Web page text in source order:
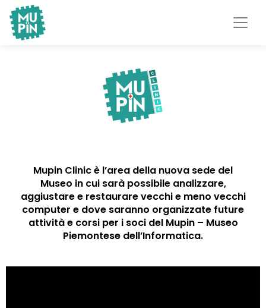
Mupin Clinic è l’area della nuova sede del
Museo in cui sarà possibile analizzare,
aggiustare e restaurare vecchi e meno vecchi
computer e dove saranno organizzate future
attività e corsi per i soci del Mupin – Museo
Piemontese dell’Informatica.